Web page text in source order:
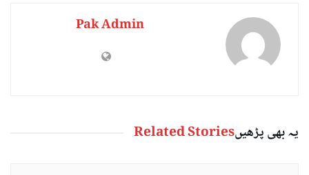
Pak Admin
یہ بھی پڑھیںRelated Stories